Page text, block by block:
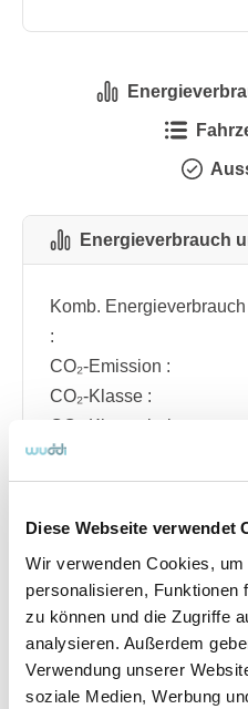
Diese Webseite verwendet
Wir verwenden Cookies,
personalisieren, Funktionen
zu können und die Zugriffe
analysieren. Außerdem
Verwendung unserer
soziale Medien, Werbung
Energieverbrauch
Komb. Energieverbrauch
:
CO₂-Emission :
CO₂-Klasse :
CO₂-Klasse bei
entladener Batterie :
Fahrzeugdetails
Angebotsnummer
Ausstattungslinie
Verfügbar ab